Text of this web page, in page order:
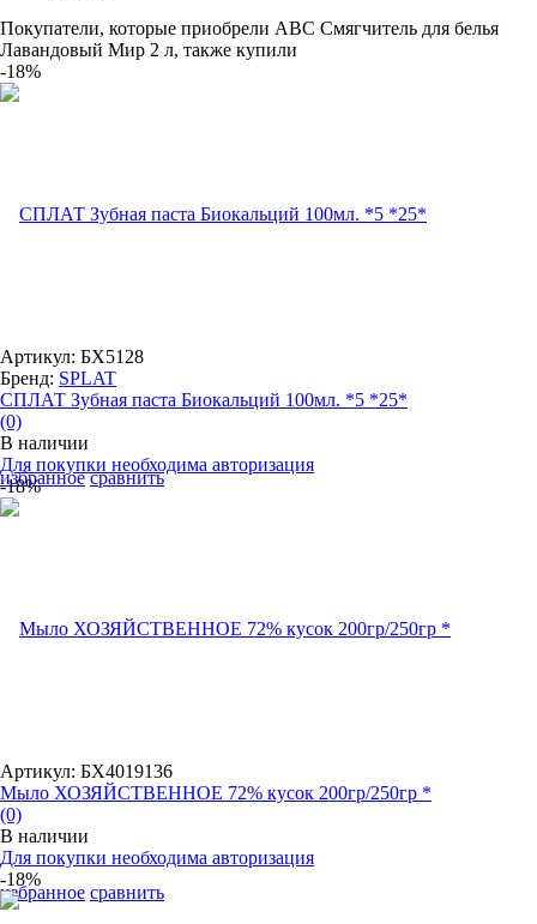
Покупатели, которые приобрели ABC Смягчитель для белья
Лавандовый Мир 2 л, также купили
-18%
избранное сравнить
Артикул: БХ5128
Бренд: SPLAT
СПЛАТ Зубная паста Биокальций 100мл. *5 *25*
(0)
В наличии
Для покупки необходима авторизация
-18%
избранное сравнить
Артикул: БХ4019136
Мыло ХОЗЯЙСТВЕННОЕ 72% кусок 200гр/250гр *
(0)
В наличии
Для покупки необходима авторизация
-18%